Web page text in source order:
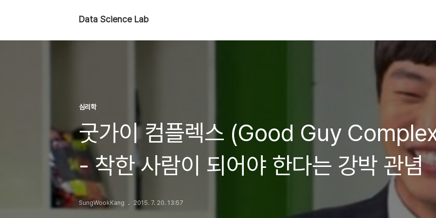
Data Science Lab
심리학
굿가이 컴플렉스 (Good Guy
- 착한 사람이 되어야 한다는 강박 관념
SungWookKang 2015. 7. 20. 13:57